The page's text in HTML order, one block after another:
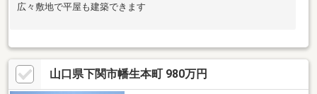
広々敷地で平屋も建築できます
山口県下関市幡生本町 980万円